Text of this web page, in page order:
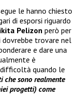
le hanno chiesto
di esporsi riguardo
Pelizon però per
dovrebbe trovare nel
e dare una
è
quando le
che sono realmente
progetti) come